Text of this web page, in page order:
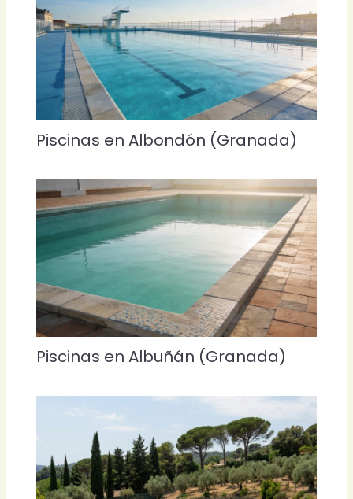
Piscinas en Albondón (Granada)
Piscinas en Albuñán (Granada)